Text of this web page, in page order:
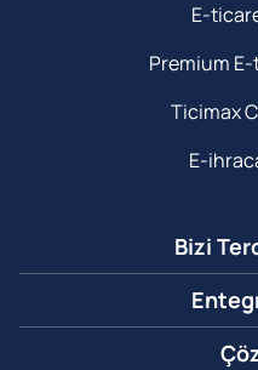
E-
Premium
Ticimax
E-
Bizi